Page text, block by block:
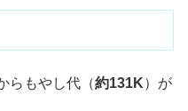
らもやし代（約131K）が